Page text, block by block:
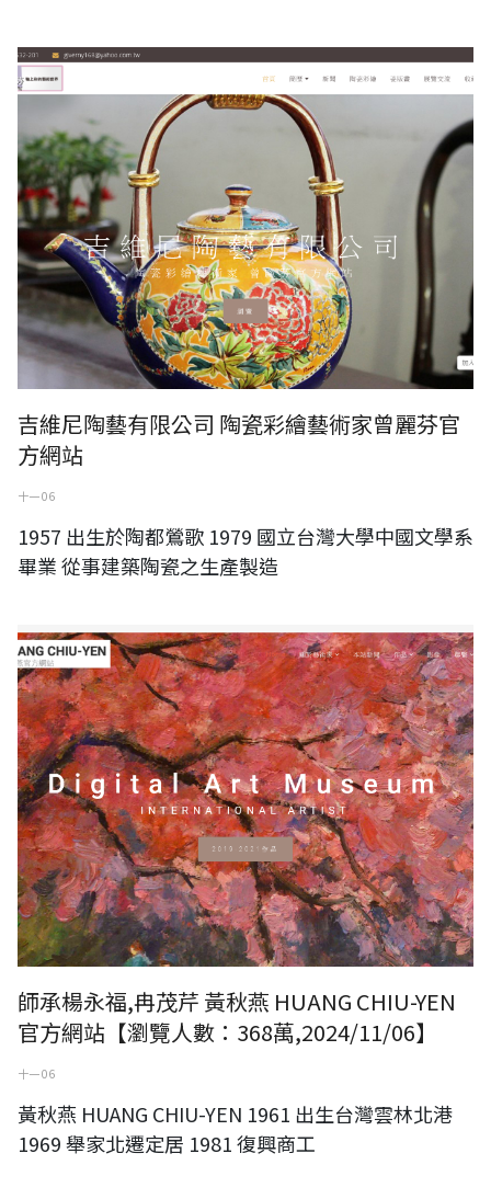
吉維尼陶藝有限公司 陶瓷彩繪藝術家曾麗芬官方網站
吉維尼陶藝有限公司 陶瓷彩繪藝術家曾麗芬官
方網站
十一 06
1957 出生於陶都鶯歌 1979 國立台灣大學中國文學系
畢業 從事建築陶瓷之生產製造
【瀏覽人數：三百六十八萬】黃秋燕 HUANG CHIU-YEN 官方網站
師承楊永福,冉茂芹 黃秋燕 HUANG CHIU-YEN
官方網站【瀏覽人數：368萬,2024/11/06】
十一 06
黃秋燕 HUANG CHIU-YEN 1961 出生台灣雲林北港
1969 舉家北遷定居 1981 復興商工